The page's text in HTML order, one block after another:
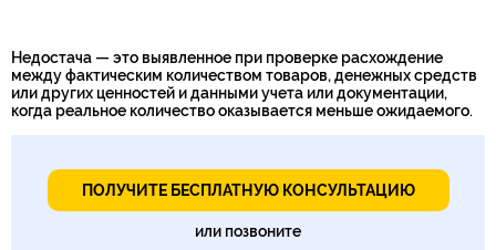
Недостача — это выявленное при проверке расхождение
между фактическим количеством товаров, денежных средств
или других ценностей и данными учета или документации,
когда реальное количество оказывается меньше ожидаемого.
ПОЛУЧИТЕ БЕСПЛАТНУЮ КОНСУЛЬТАЦИЮ
или позвоните